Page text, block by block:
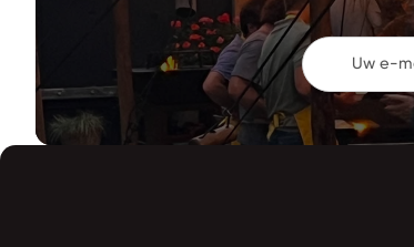
Uw e-mail